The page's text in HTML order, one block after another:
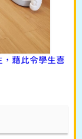
藉此令學生喜